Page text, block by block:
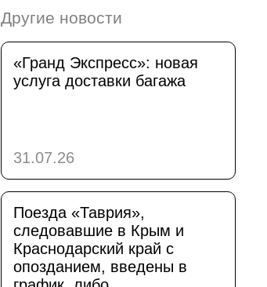
Другие новости
«Гранд Экспресс»: новая
услуга доставки багажа
31.07.26
Поезда «Таврия»,
следовавшие в Крым и
Краснодарский край с
опозданием, введены в